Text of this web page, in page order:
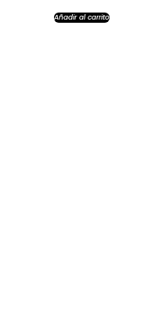
Añadir al carrito